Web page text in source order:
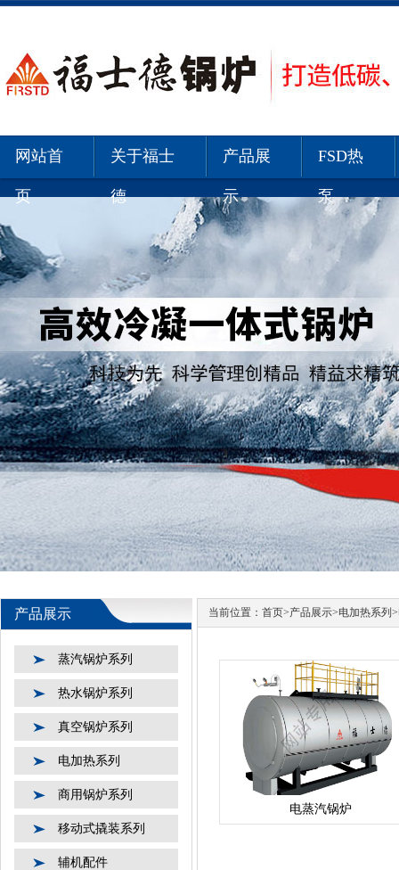
网站首
页
关于福士
德
产品展
示
FSD热
泵
产品展示
蒸汽锅炉系列
热水锅炉系列
真空锅炉系列
电加热系列
商用锅炉系列
移动式撬装系列
辅机配件
当前位置： 首页>产品展示>电加热系列 >
电蒸汽锅炉